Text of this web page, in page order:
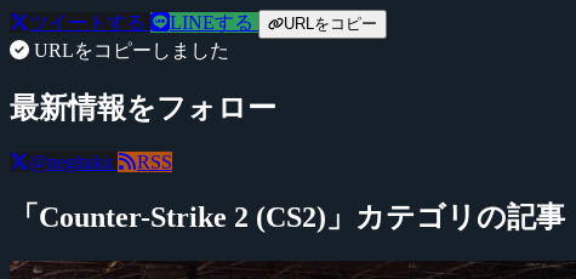
ツイートする LINEする URLをコピー
URLをコピーしました
最新情報をフォロー
@negitaku RSS
「Counter-Strike 2 (CS2)」カテゴリの記事